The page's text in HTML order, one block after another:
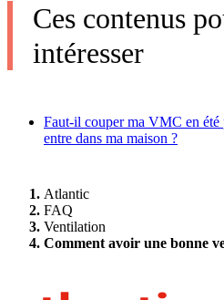
Ces contenus
intéresser
Faut-il couper ma VMC en été
entre dans ma maison ?
Atlantic
FAQ
Ventilation
Comment avoir une bonne